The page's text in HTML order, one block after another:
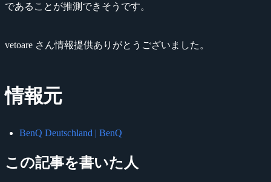
であることが推測できそうです。
vetoare さん情報提供ありがとうございました。
情報元
BenQ Deutschland | BenQ
この記事を書いた人